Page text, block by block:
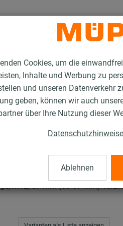
Cookies, um die
Inhalte und Werbung zu
und unseren Datenverkehr
geben, können wir auch
über Ihre Nutzung dieser
Datenschutzhinweise
Ablehnen
schwere Ausführung
schwere
M12, 57 mm (53-57 mm)